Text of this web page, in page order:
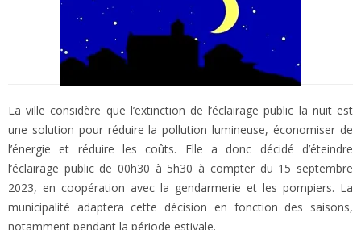
La ville considère que l’extinction de l’éclairage public la nuit est
une solution pour réduire la pollution lumineuse, économiser de
l’énergie et réduire les coûts. Elle a donc décidé d’éteindre
l’éclairage public de 00h30 à 5h30 à compter du 15 septembre
2023, en coopération avec la gendarmerie et les pompiers. La
municipalité adaptera cette décision en fonction des saisons,
notamment pendant la période estivale.